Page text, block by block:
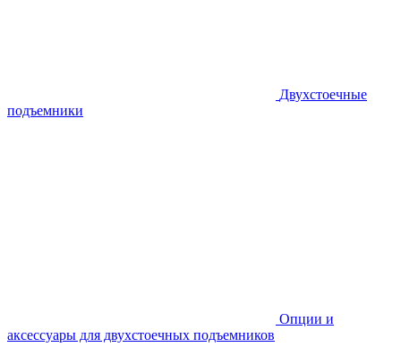
Двухстоечные
подъемники
Опции и
аксессуары для двухстоечных подъемников